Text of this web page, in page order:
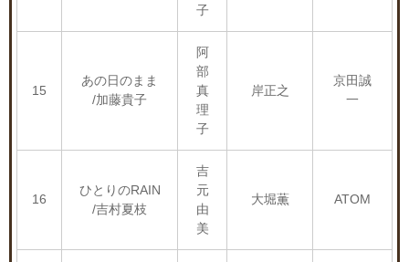
子
15
あの日のまま
/加藤貴子
阿
部
真
理
子
岸正之
京田誠
一
16
ひとりのRAIN
/吉村夏枝
吉
元
由
美
大堀薫 ATOM